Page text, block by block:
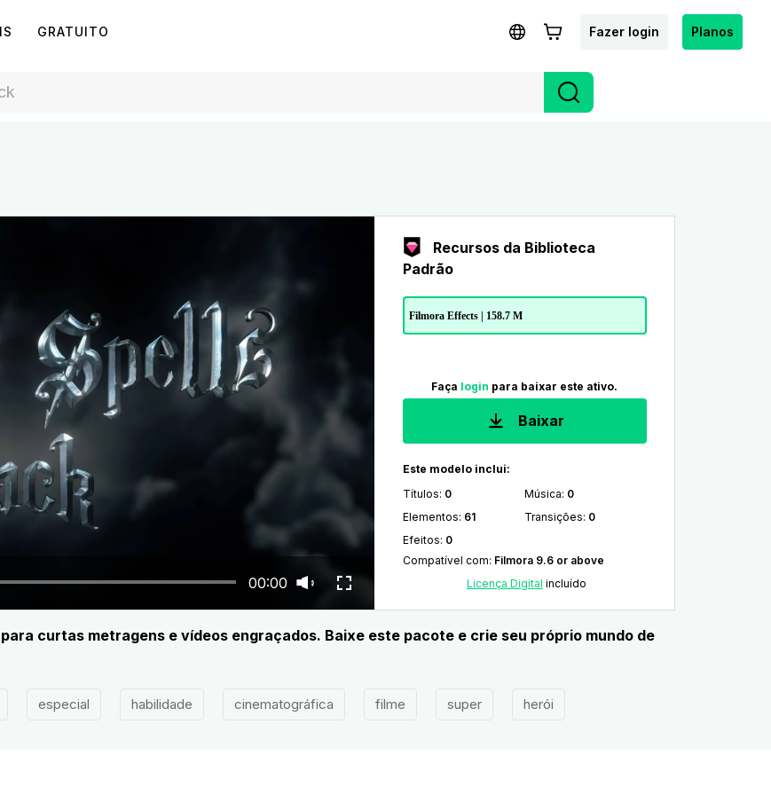
GRATUITO Fazer login Planos
00:00
Recursos da Biblioteca
Padrão
Filmora Effects | 158.7 M
Faça login para baixar este ativo.
Baixar
Este modelo inclui:
Títulos: 0 Música: 0
Elementos: 61 Transições: 0
Efeitos: 0
Compatível com: Filmora 9.6 or above
Licença Digital incluído
curtas metragens e vídeos engraçados. Baixe este pacote e crie seu próprio mundo de
especial habilidade cinematográfica filme super herói